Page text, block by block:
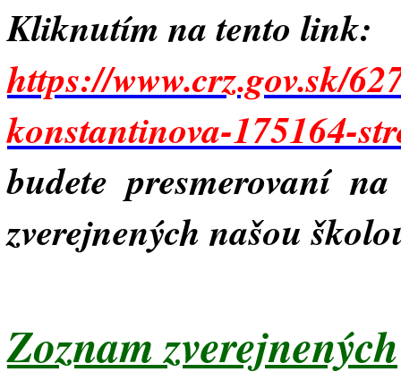
Kliknutím na tento link:
https://www.crz.gov.sk/
konstantinova-175164-
budete presmerovaní
zverejnených našou
Zoznam